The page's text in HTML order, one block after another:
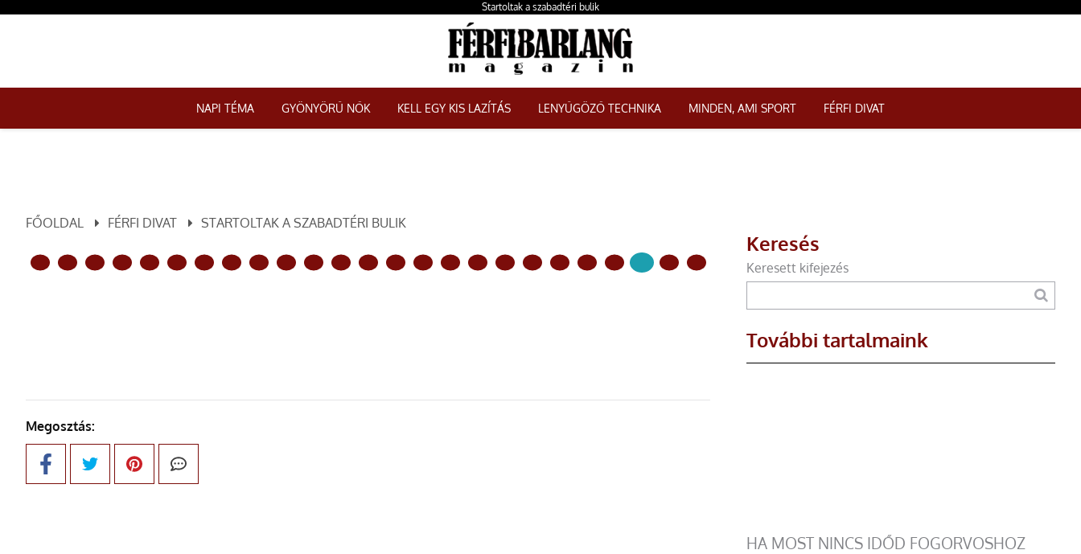
Startoltak a szabadtéri bulik
NAPI TÉMA GYÖNYÖRŰ NŐK KELL EGY KIS LAZÍTÁS LENYŰGÖZŐ TECHNIKA MINDEN, AMI SPORT FÉRFI DIVAT
FŐOLDAL FÉRFI DIVAT STARTOLTAK A SZABADTÉRI BULIK
Megosztás:
Keresés
Keresett kifejezés
További tartalmaink
HA MOST NINCS IDŐD FOGORVOSHOZ